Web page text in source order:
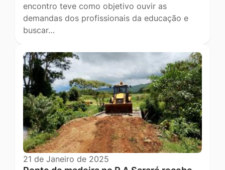
encontro teve como objetivo ouvir as
demandas dos profissionais da educação e
buscar…
21 de Janeiro de 2025